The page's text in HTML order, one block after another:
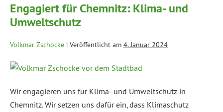
Engagiert für Chemnitz: Klima- und
Umweltschutz
Volkmar Zschocke | Veröffentlicht am 4. Januar 2024
Wir engagieren uns für Klima- und Umweltschutz in
Chemnitz. Wir setzen uns dafür ein, dass Klimaschutz